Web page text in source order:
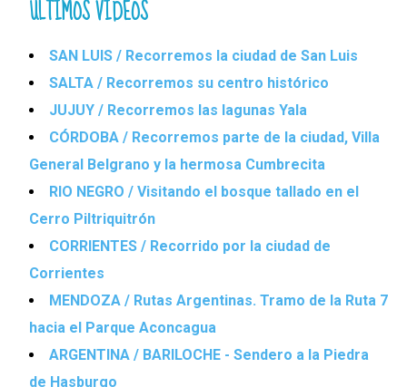
ÚLTIMOS VIDEOS
SAN LUIS / Recorremos la ciudad de San Luis
SALTA / Recorremos su centro histórico
JUJUY / Recorremos las lagunas Yala
CÓRDOBA / Recorremos parte de la ciudad, Villa
General Belgrano y la hermosa Cumbrecita
RIO NEGRO / Visitando el bosque tallado en el
Cerro Piltriquitrón
CORRIENTES / Recorrido por la ciudad de
Corrientes
MENDOZA / Rutas Argentinas. Tramo de la Ruta 7
hacia el Parque Aconcagua
ARGENTINA / BARILOCHE - Sendero a la Piedra
de Hasburgo